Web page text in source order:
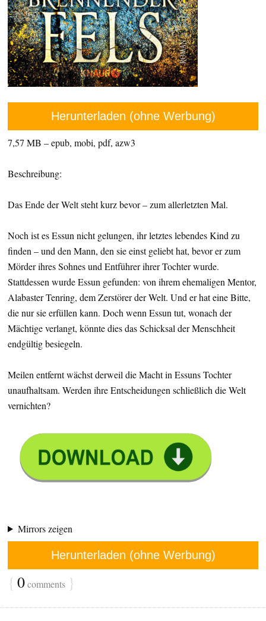
Herunterladen (ohne Werbung)
7,57 MB – epub, mobi, pdf, azw3
Beschreibung:
Das Ende der Welt steht kurz bevor – zum allerletzten Mal.
Noch ist es Essun nicht gelungen, ihr letztes lebendes Kind zu
finden – und den Mann, den sie einst geliebt hat, bevor er zum
Mörder ihres Sohnes und Entführer ihrer Tochter wurde.
Stattdessen wurde Essun gefunden: von ihrem ehemaligen Mentor,
Alabaster Tenring, dem Zerstörer der Welt. Und er hat eine Bitte,
die nur sie erfüllen kann. Doch wenn Essun tut, wonach der
Mächtige verlangt, könnte dies das Schicksal der Menschheit
endgültig besiegeln.
Meilen entfernt wächst derweil die Macht in Essuns Tochter
unaufhaltsam. Werden ihre Entscheidungen schließlich die Welt
vernichten?
Mirrors zeigen
Herunterladen (ohne Werbung)
{ 0comments }